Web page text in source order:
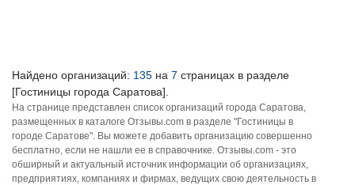
Найдено организаций: 135 на 7 страницах в разделе
[Гостиницы города Саратова].
На странице представлен список организаций города Саратова,
размещенных в каталоге Отзывы.com в разделе "Гостиницы в
городе Саратове". Вы можете добавить организацию совершенно
бесплатно, если не нашли ее в справочнике. Отзывы.com - это
обширный и актуальный источник информации об организациях,
предприятиях, компаниях и фирмах, ведущих свою деятельность в